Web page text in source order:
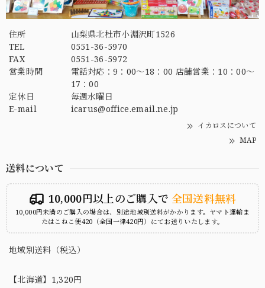
住所
山梨県北杜市小淵沢町1526
TEL
0551-36-5970
FAX
0551-36-5972
営業時間
電話対応：9：00～18：00 店舗営業：10：00～
17：00
定休日
毎週水曜日
E-mail
icarus@office.email.ne.jp
イカロスについて
MAP
送料について
10,000円以上のご購入で 全国送料無料
10,000円未満のご購入の場合は、別途地域別送料がかかります。ヤマト運輸ま
たはこねこ便420（全国一律420円）にてお送りいたします。
地域別送料（税込）
【北海道】1,320円